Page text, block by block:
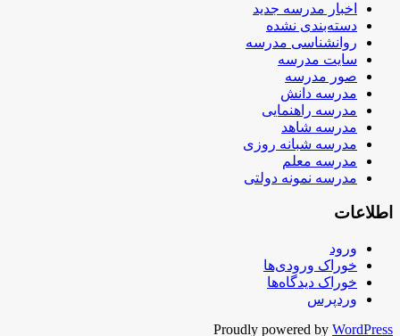
اخبار مدرسه جدید
دسته‌بندی نشده
روانشناسی مدرسه
سایت مدرسه
صور مدرسه
مدرسه دانش
مدرسه راهنمایی
مدرسه شاهد
مدرسه شبانه روزی
مدرسه معلم
مدرسه نمونه دولتی
اطلاعات
ورود
خوراک ورودی‌ها
خوراک دیدگاه‌ها
وردپرس
Proudly powered by WordPress